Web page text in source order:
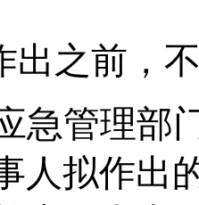
出之前，
急管理部
人拟作出